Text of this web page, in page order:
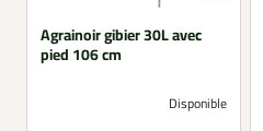
Agrainoir gibier 30L avec
pied 106 cm
Disponible